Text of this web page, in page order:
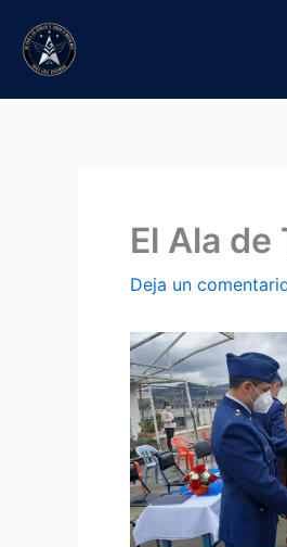
contenido
El Ala
Deja un